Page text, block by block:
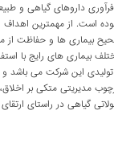
داروهای گیاهی و
است. از مهمترین
بیماری ها و حفاظت از
بیماری های رایج با
تولیدی این شرکت می
مدیریتی متکی بر اخلاق،
گیاهی در راستای